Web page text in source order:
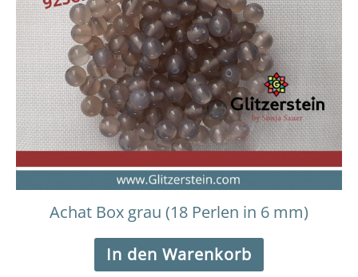
Achat Box grau (18 Perlen in 6 mm)
In den Warenkorb